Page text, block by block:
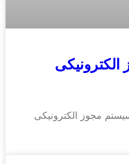
مجوز الکترونیکی